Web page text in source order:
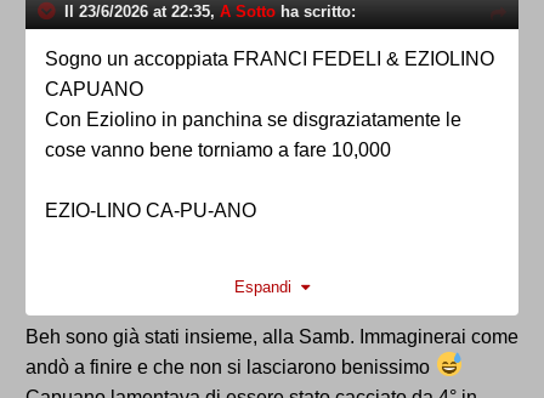
Il 23/6/2026 at 22:35, A Sotto ha scritto:
Sogno un accoppiata FRANCI FEDELI & EZIOLINO
CAPUANO
Con Eziolino in panchina se disgraziatamente le
cose vanno bene torniamo a fare 10,000
EZIO-LINO CA-PU-ANO
Espandi
Beh sono già stati insieme, alla Samb. Immaginerai come
andò a finire e che non si lasciarono benissimo